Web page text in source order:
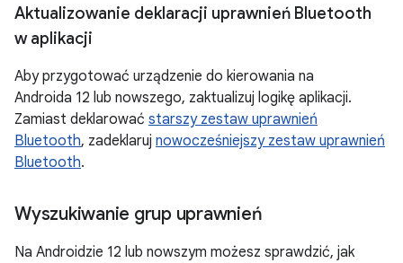
Aktualizowanie deklaracji uprawnień Bluetooth
w aplikacji
Aby przygotować urządzenie do kierowania na
Androida 12 lub nowszego, zaktualizuj logikę aplikacji.
Zamiast deklarować starszy zestaw uprawnień
Bluetooth, zadeklaruj nowocześniejszy zestaw uprawnień
Bluetooth.
Wyszukiwanie grup uprawnień
Na Androidzie 12 lub nowszym możesz sprawdzić, jak